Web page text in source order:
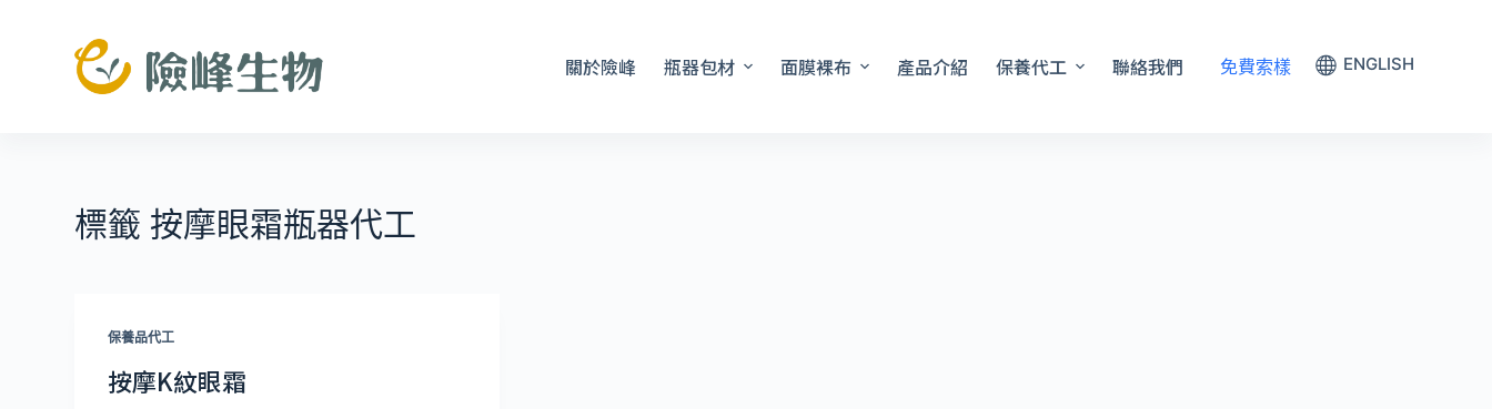
關於險峰 瓶器包材 面膜裸布 產品介紹 保養代工 聯絡我們 免費索樣 ENGLISH
標籤 按摩眼霜瓶器代工
保養品代工
按摩K紋眼霜